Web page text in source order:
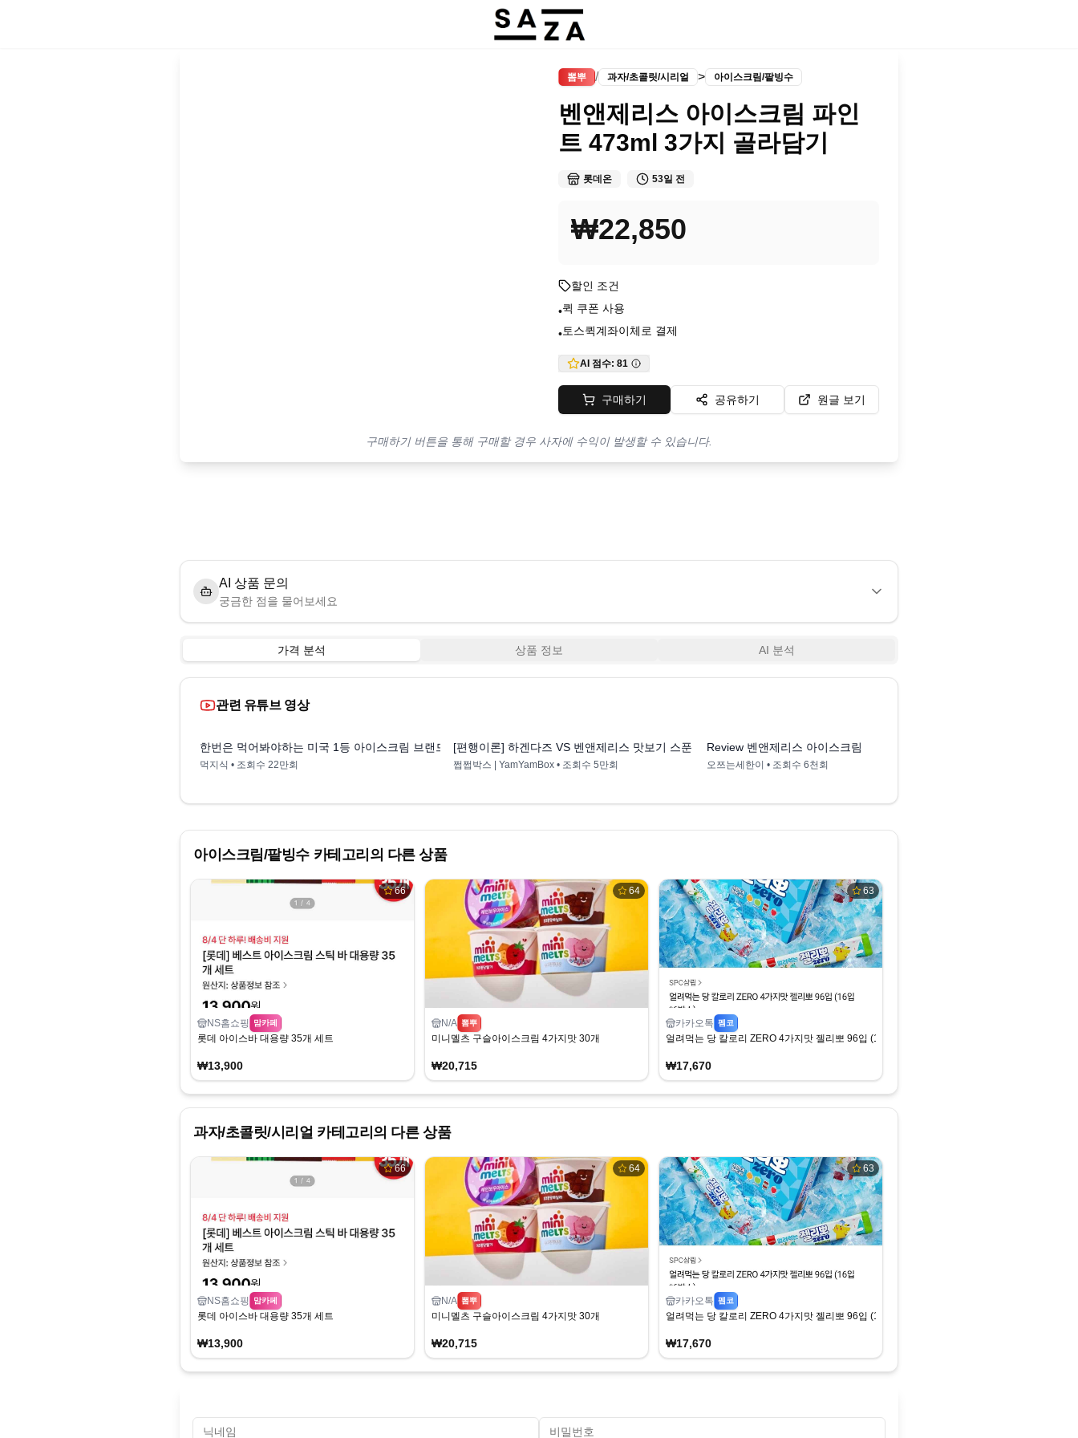
뽐뿌 / 과자/초콜릿/시리얼 > 아이스크림/팥빙수
벤앤제리스 아이스크림 파인
트 473ml 3가지 골라담기
롯데온 53일 전
₩22,850
할인 조건
•퀵 쿠폰 사용
•토스퀵계좌이체로 결제
AI 점수: 81
구매하기 공유하기 원글 보기
구매하기 버튼을 통해 구매할 경우 사자에 수익이 발생할 수 있습니다.
AI 상품 문의
궁금한 점을 물어보세요
가격 분석 상품 정보 AI 분석
관련 유튜브 영상
한번은 먹어봐야하는 미국 1등 아이스크림 브랜드
먹지식 • 조회수 22만회
[편행이론] 하겐다즈 VS 벤앤제리스 맛보기 스푼 연구원들의 리뷰 | 비싼 아이스크림 사기 전에 맛보고 결정하자!
쩝쩝박스 | YamYamBox • 조회수 5만회
Review 벤앤제리스 아이스크림
오쯔는세한이 • 조회수 6천회
아이스크림/팥빙수카테고리의 다른 상품
66
NS홈쇼핑 맘카페
롯데 아이스바 대용량 35개 세트
₩13,900
64
N/A 뽐뿌
미니멜츠 구슬아이스크림 4가지맛 30개
₩20,715
63
카카오톡 펨코
얼려먹는 당 칼로리 ZERO 4가지맛 젤리뽀 96입 (16입*6박스)
₩17,670
과자/초콜릿/시리얼 카테고리의 다른 상품
66
NS홈쇼핑 맘카페
롯데 아이스바 대용량 35개 세트
₩13,900
64
N/A 뽐뿌
미니멜츠 구슬아이스크림 4가지맛 30개
₩20,715
63
카카오톡 펨코
얼려먹는 당 칼로리 ZERO 4가지맛 젤리뽀 96입 (16입*6박스)
₩17,670